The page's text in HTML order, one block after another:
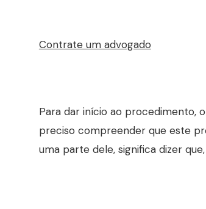
Contrate um advogado
Para dar início ao procedimento,
preciso compreender que este
uma parte dele, significa dizer